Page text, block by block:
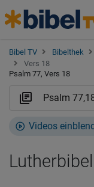
Bibel TV Bibelthek
Vers 18
Psalm 77, Vers 18
Videos